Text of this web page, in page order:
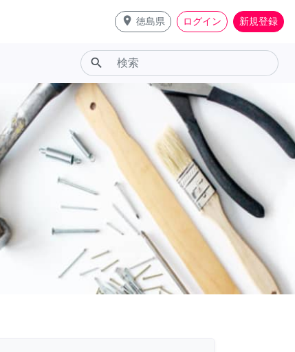
place 徳島県 ログイン 新規登録
search